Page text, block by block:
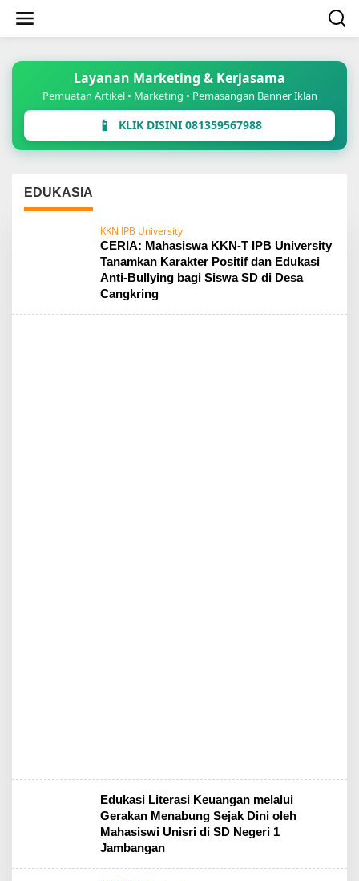
konten
Layanan Marketing & Kerjasama
Pemuatan Artikel • Marketing • Pemasangan Banner Iklan
📱 KLIK DISINI 081359567988
EDUKASIA
KKN IPB University
CERIA: Mahasiswa KKN-T IPB University
Tanamkan Karakter Positif dan Edukasi
Anti-Bullying bagi Siswa SD di Desa
Cangkring
Edukasi Literasi Keuangan melalui
Gerakan Menabung Sejak Dini oleh
Mahasiswi Unisri di SD Negeri 1
Jambangan